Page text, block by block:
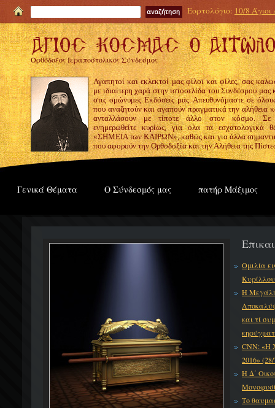
Εορτολόγιο: 10/8
Ορθόδοξος Ιεραποστολικός Σύνδεσμος
Αγαπητοί και εκλεκτοί μας φίλοι και φίλες, σας
με ιδιαίτερη χαρά στην ιστοσελίδα του Συνδέσμου μας
στις ομώνυμες Εκδόσεις μας. Απευθυνόμαστε σε
που αναζητούν και αγαπούν πραγματικά την αλήθεια
ανταλλάσουν με τίποτε άλλο στον κόσμο.
ενημερωθείτε κυρίως, για όλα τα εσχατολογικά
«ΣΗΜΕΙΑ των ΚΑΙΡΩΝ», καθώς και για άλλα
που αφορούν την Ορθοδοξία και την Αλήθεια της
Γενικά Θέματα Ο Σύνδεσμός μας πατήρ Μάξιμος
Ομιλία
Η Μεγάλη
και τί
CNN: «Η
2016»
Η Δ΄
Το